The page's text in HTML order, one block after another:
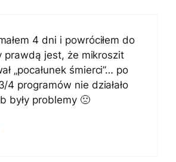
4 dni i powróciłem do
prawdą jest, że mikroszit
„pocałunek śmierci”… po
4 programów nie działało
były problemy 🙁